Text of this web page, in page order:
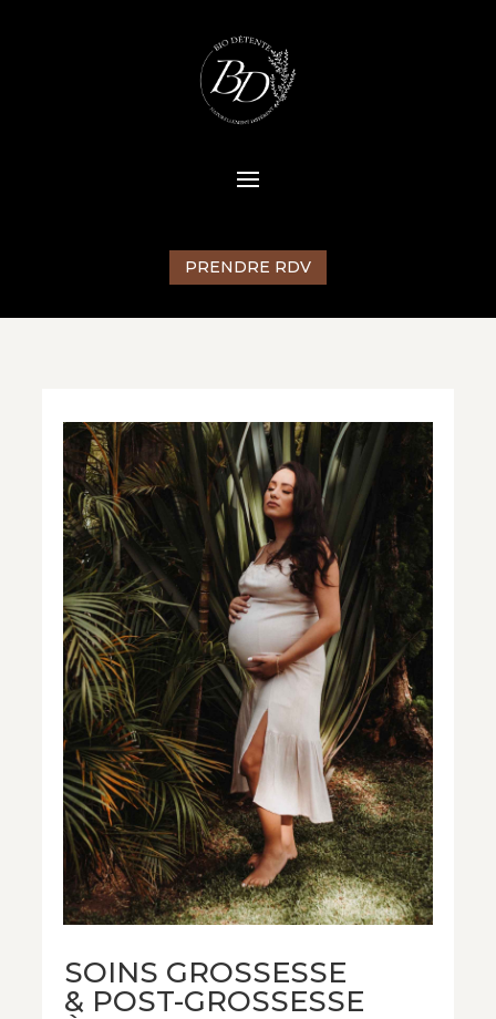
PRENDRE RDV
SOINS GROSSESSE
& POST-GROSSESSE